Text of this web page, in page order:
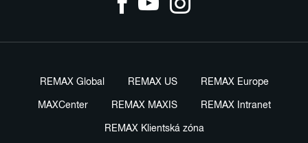
REMAX Global REMAX US REMAX Europe
MAXCenter REMAX MAXIS REMAX Intranet
REMAX Klientská zóna